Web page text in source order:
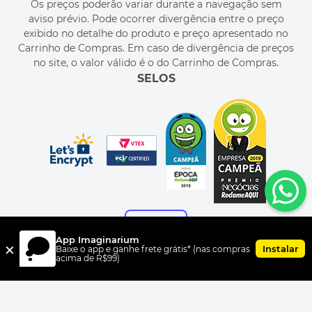
MEU CADASTRO
MEU PEDIDO
CUPONS DE DESCONTO
Os preços poderão variar durante a navegação sem
aviso prévio. Pode ocorrer divergência entre o preço
exibido no detalhe do produto e preço apresentado no
Carrinho de Compras. Em caso de divergência de preços
no site, o valor válido é o do Carrinho de Compras.
SELOS
FORMAS DE PAGAMENTO
× App Imaginarium
Baixe o app e ganhe frete grátis* (nas compras
acima de R$99)
Instalar